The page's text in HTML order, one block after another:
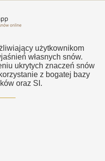
użytkownikom
własnych snów.
ukrytych znaczeń snów
z bogatej bazy
oraz SI.